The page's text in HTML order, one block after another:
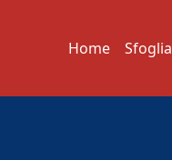
Home Sfoglia